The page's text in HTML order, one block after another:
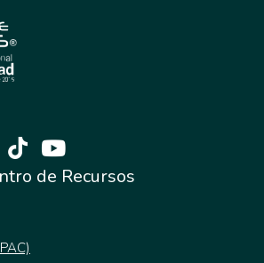
de Recursos